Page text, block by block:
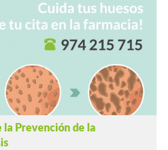
la Prevención de la